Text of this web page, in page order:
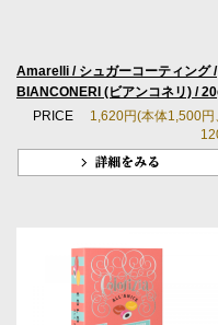
Amarelli / シュガーコーティング /
BIANCONERI (ビアンコネリ) /
PRICE 1,620円(本体1,500円